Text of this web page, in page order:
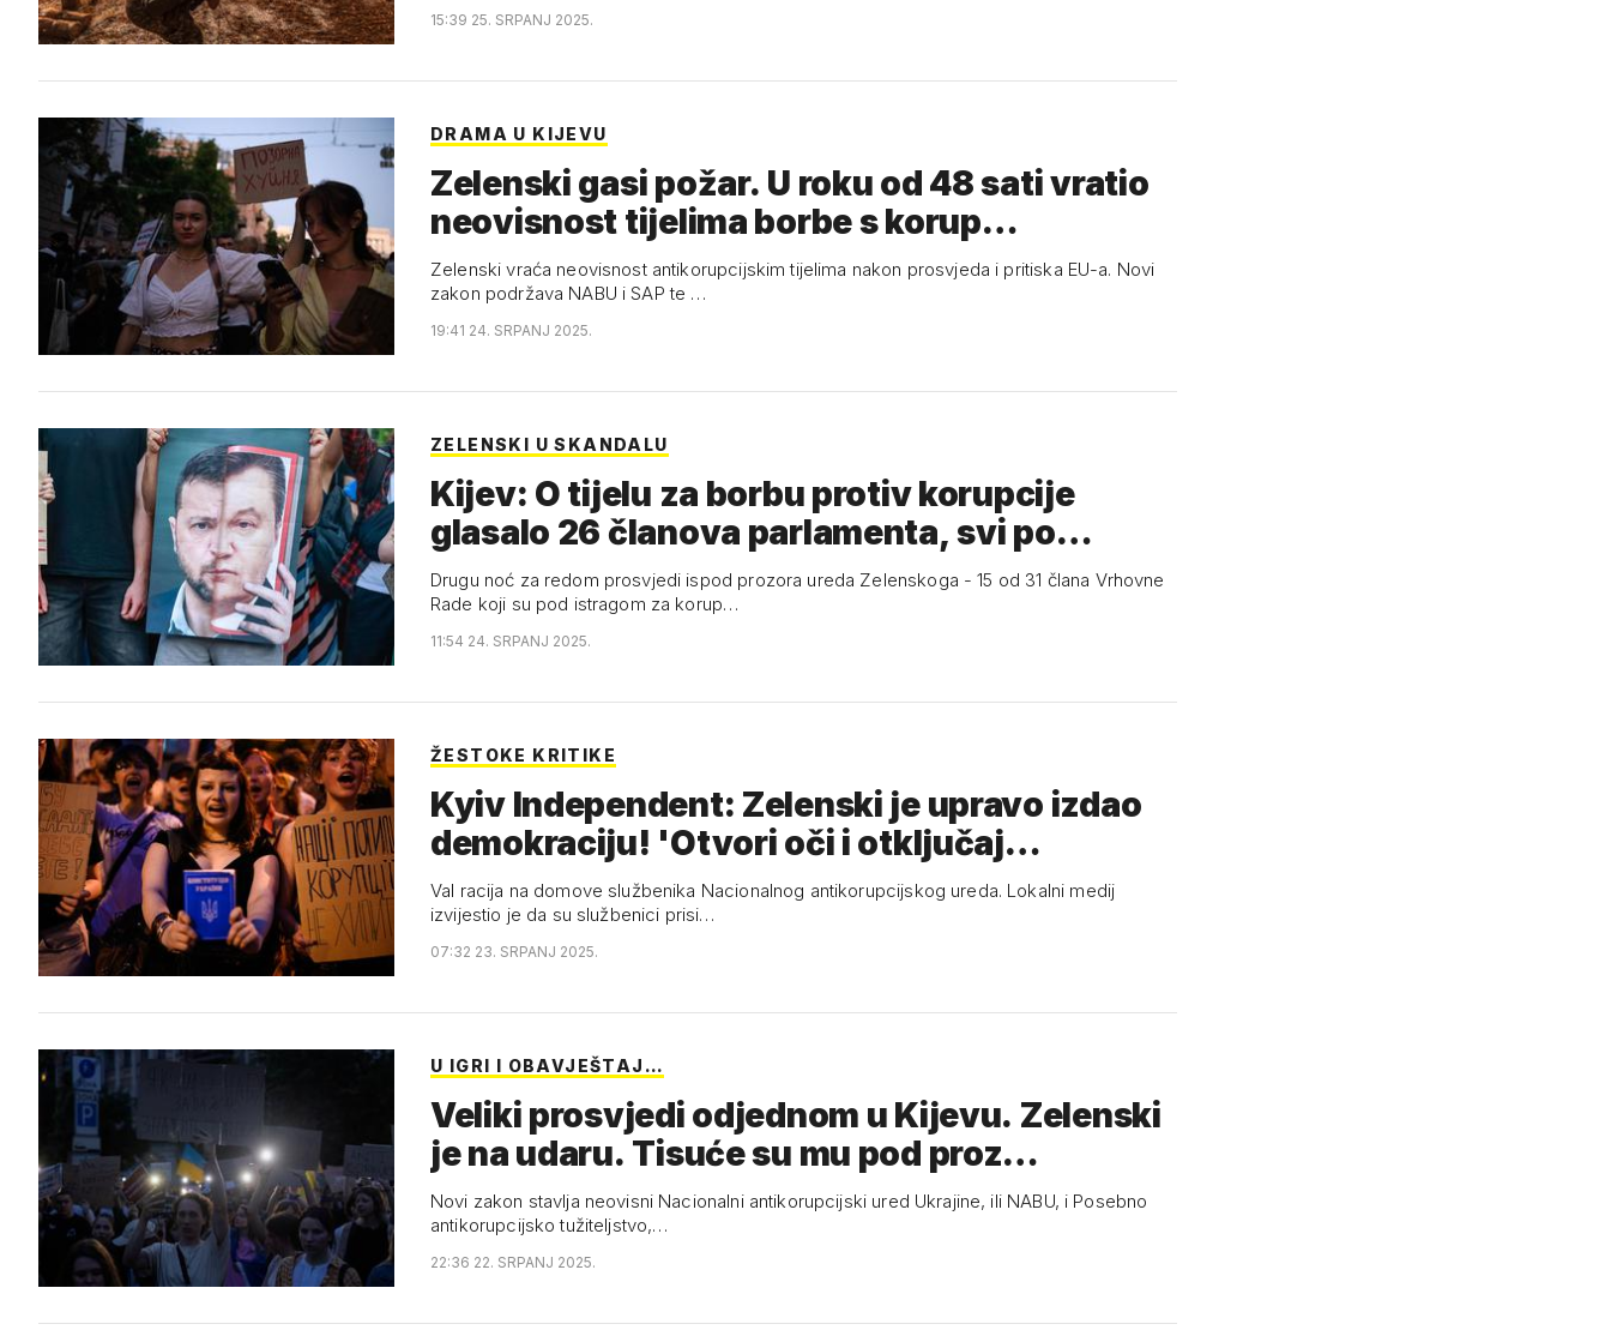
15:39 25. SRPANJ 2025.
DRAMA U KIJEVU
Zelenski gasi požar. U roku od 48 sati vratio
neovisnost tijelima borbe s korup…
Zelenski vraća neovisnost antikorupcijskim tijelima nakon prosvjeda i pritiska EU-a. Novi
zakon podržava NABU i SAP te …
19:41 24. SRPANJ 2025.
ZELENSKI U SKANDALU
Kijev: O tijelu za borbu protiv korupcije
glasalo 26 članova parlamenta, svi po…
Drugu noć za redom prosvjedi ispod prozora ureda Zelenskoga - 15 od 31 člana Vrhovne
Rade koji su pod istragom za korup…
11:54 24. SRPANJ 2025.
ŽESTOKE KRITIKE
Kyiv Independent: Zelenski je upravo izdao
demokraciju! 'Otvori oči i otključaj…
Val racija na domove službenika Nacionalnog antikorupcijskog ureda. Lokalni medij
izvijestio je da su službenici prisi…
07:32 23. SRPANJ 2025.
U IGRI I OBAVJEŠTAJ…
Veliki prosvjedi odjednom u Kijevu. Zelenski
je na udaru. Tisuće su mu pod proz…
Novi zakon stavlja neovisni Nacionalni antikorupcijski ured Ukrajine, ili NABU, i Posebno
antikorupcijsko tužiteljstvo,…
22:36 22. SRPANJ 2025.